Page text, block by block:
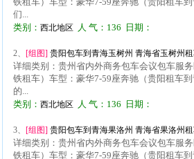
们...
类别： 西北地区人 气：136 日期：
2、 [组图] 贵阳包车到青海玉树州 青海省玉树州租
详细类别：贵州省内外商务包车会议包车服
铁租车）车型：豪华7-59座奔驰（贵阳租车
的...
类别： 西北地区人 气：136 日期：
3、 [组图] 贵阳包车到青海果洛州 青海省果洛州租
详细类别：贵州省内外商务包车会议包车服
铁租车）车型：豪华7-59座奔驰（贵阳租车